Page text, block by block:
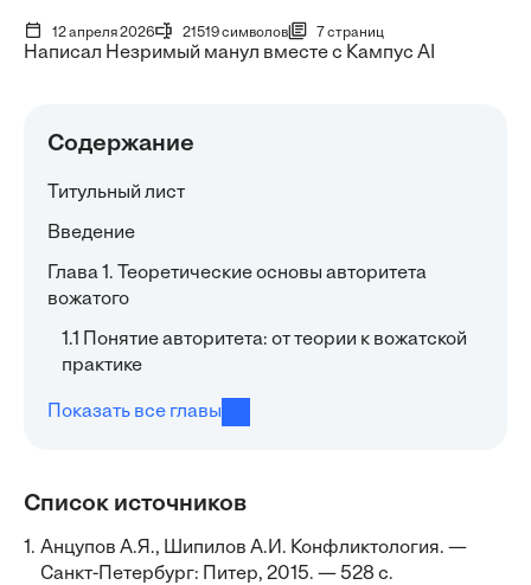
12 апреля 2026 21519 символов 7 страниц
Написал Незримый манул вместе с Кампус AI
Содержание
Титульный лист
Введение
Глава 1. Теоретические основы авторитета
вожатого
1.1 Понятие авторитета: от теории к вожатской
практике
Показать все главы
Список источников
1. Анцупов А.Я., Шипилов А.И. Конфликтология. —
Санкт-Петербург: Питер, 2015. — 528 с.